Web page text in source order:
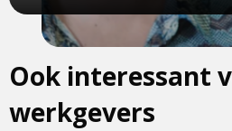
Ook interessant
werkgevers